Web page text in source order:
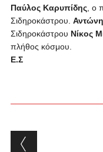
Παύλος Καρυπίδης, ο
Σιδηροκάστρου.
Σιδηροκάστρου Νίκος
πλήθος κόσμου.
Ε.Σ
Post